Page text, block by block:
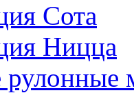
Сота
Ницца